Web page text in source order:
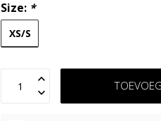
Size: *
XS/S